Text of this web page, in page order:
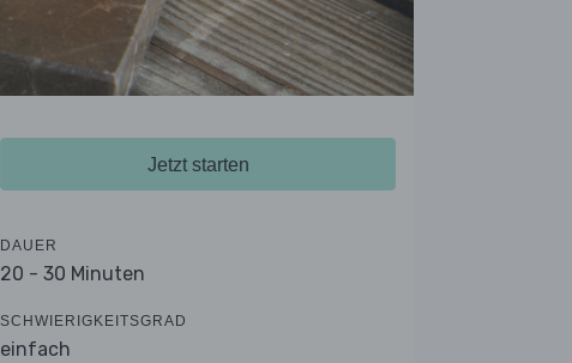
Jetzt starten
DAUER
20 - 30 Minuten
SCHWIERIGKEITSGRAD
einfach